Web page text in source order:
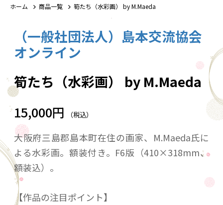
ホーム 商品一覧 筍たち（水彩画） by M.Maeda
1
（一般社団法人）島本交流協会
オンライン
筍たち（水彩画） by M.Maeda
15,000円 （税込）
大阪府三島郡島本町在住の画家、M.Maeda氏に
よる水彩画。額装付き。F6版（410×318mm、
額装込）。
【作品の注目ポイント】